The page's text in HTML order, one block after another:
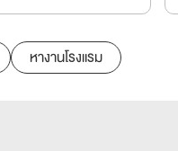
หางานโรงแรม